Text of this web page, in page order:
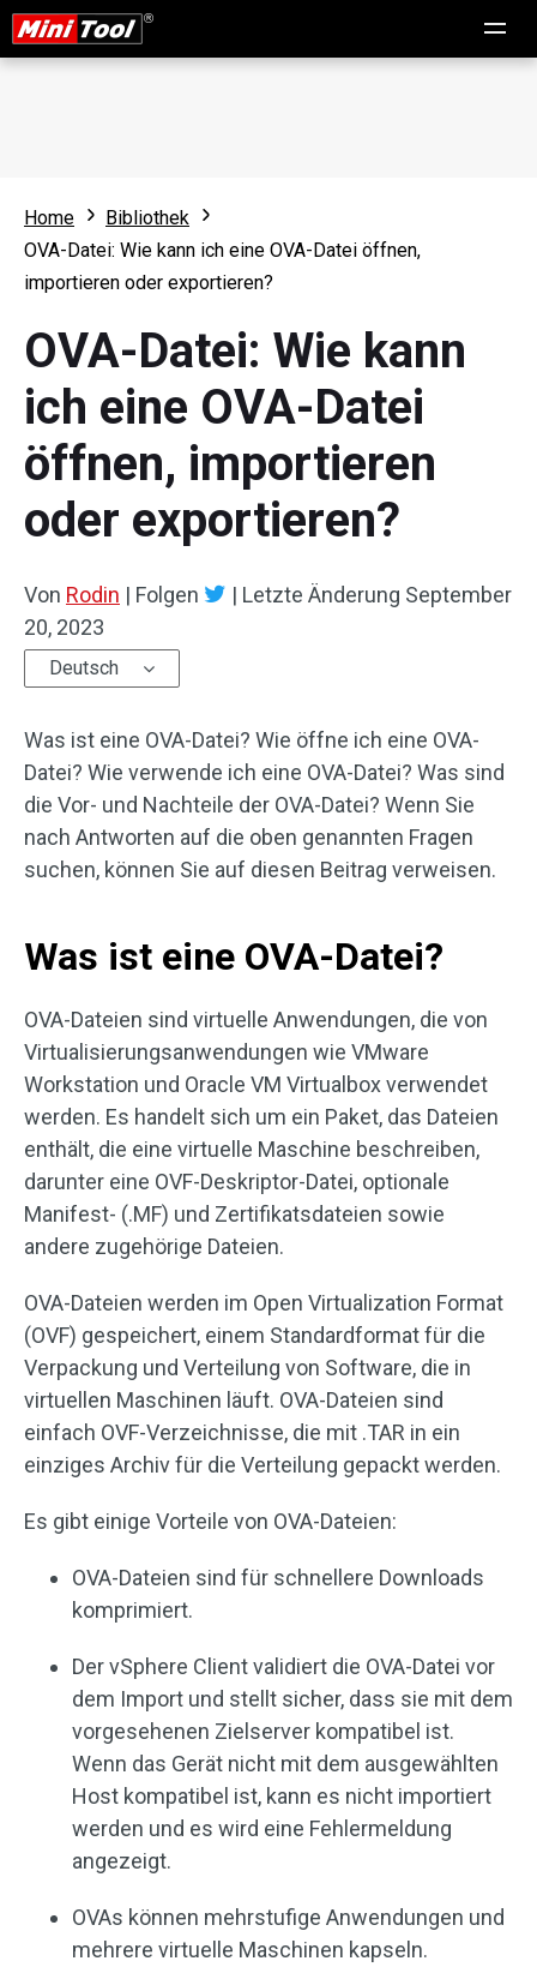
Home
Bibliothek
OVA-Datei: Wie kann ich eine OVA-Datei öffnen,
importieren oder exportieren?
OVA-Datei: Wie kann
ich eine OVA-Datei
öffnen, importieren
oder exportieren?
Von Rodin | Folgen | Letzte Änderung September
20, 2023
Deutsch
Was ist eine OVA-Datei? Wie öffne ich eine OVA-
Datei? Wie verwende ich eine OVA-Datei? Was sind
die Vor- und Nachteile der OVA-Datei? Wenn Sie
nach Antworten auf die oben genannten Fragen
suchen, können Sie auf diesen Beitrag verweisen.
Was ist eine OVA-Datei?
OVA-Dateien sind virtuelle Anwendungen, die von
Virtualisierungsanwendungen wie VMware
Workstation und Oracle VM Virtualbox verwendet
werden. Es handelt sich um ein Paket, das Dateien
enthält, die eine virtuelle Maschine beschreiben,
darunter eine OVF-Deskriptor-Datei, optionale
Manifest- (.MF) und Zertifikatsdateien sowie
andere zugehörige Dateien.
OVA-Dateien werden im Open Virtualization Format
(OVF) gespeichert, einem Standardformat für die
Verpackung und Verteilung von Software, die in
virtuellen Maschinen läuft. OVA-Dateien sind
einfach OVF-Verzeichnisse, die mit .TAR in ein
einziges Archiv für die Verteilung gepackt werden.
Es gibt einige Vorteile von OVA-Dateien:
OVA-Dateien sind für schnellere Downloads
komprimiert.
Der vSphere Client validiert die OVA-Datei vor
dem Import und stellt sicher, dass sie mit dem
vorgesehenen Zielserver kompatibel ist.
Wenn das Gerät nicht mit dem ausgewählten
Host kompatibel ist, kann es nicht importiert
werden und es wird eine Fehlermeldung
angezeigt.
OVAs können mehrstufige Anwendungen und
mehrere virtuelle Maschinen kapseln.